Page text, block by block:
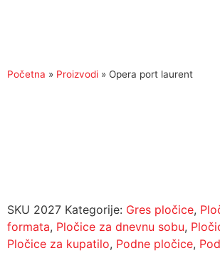
Početna » Proizvodi » Opera port laurent
SKU 2027 Kategorije: Gres pločice,
formata, Pločice za dnevnu sobu,
Pločice za kupatilo, Podne pločice,